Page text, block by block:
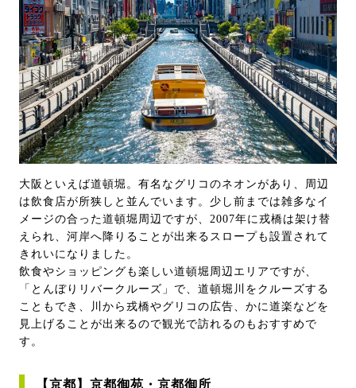
大阪といえば道頓堀。有名なグリコのネオンがあり、周辺
は飲食店が所狭しと並んでいます。少し前までは雑多なイ
メージの合った道頓堀周辺ですが、2007年に戎橋は架け替
えられ、河岸へ降りることが出来るスロープも設置されて
きれいになりました。
飲食やショッピングも楽しい道頓堀周辺エリアですが、
「とんぼりリバークルーズ」で、道頓堀川をクルーズする
こともでき、川から戎橋やグリコの広告、かに道楽などを
見上げることが出来るので観光で訪れるのもおすすめで
す。
【京都】京都御苑・京都御所